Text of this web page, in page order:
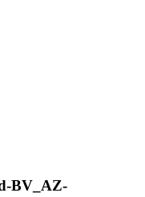
BV_AZ-